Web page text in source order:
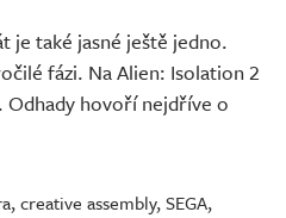
je také jasné ještě jedno.
fázi. Na Alien: Isolation 2
hovoří nejdříve o
,creative assembly,SEGA,